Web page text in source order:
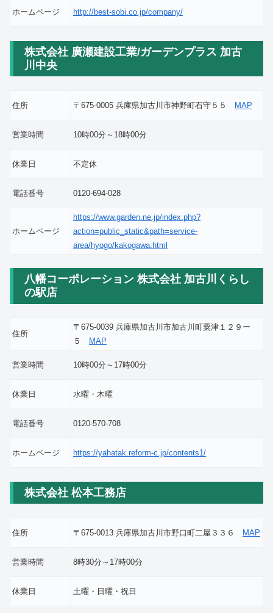
ホームページ http://best-sobi.co.jp/company/
株式会社 廣瀬建設工業/ガーデンプラス 加古
川中央
住所 〒675-0005 兵庫県加古川市神野町石守５５ MAP
営業時間 10時00分～18時00分
休業日 不定休
電話番号 0120-694-028
ホームページ
https://www.garden.ne.jp/index.php?
action=public_static&path=service-
area/hyogo/kakogawa.html
八幡コーポレーション 株式会社 加古川くらし
の駅店
住所
〒675-0039 兵庫県加古川市加古川町粟津１２９ー
５
MAP
営業時間 10時00分～17時00分
休業日 水曜・木曜
電話番号 0120-570-708
ホームページ https://yahatak.reform-c.jp/contents1/
株式会社 松本工務店
住所 〒675-0013 兵庫県加古川市野口町二屋３３６ MAP
営業時間 8時30分～17時00分
休業日 土曜・日曜・祝日